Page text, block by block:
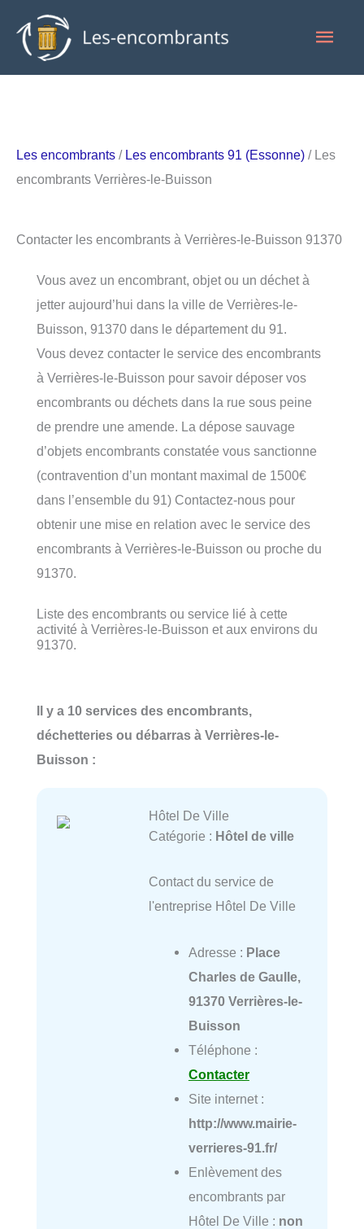
contenu
Les encombrants / Les encombrants 91 (Essonne) / Les
encombrants Verrières-le-Buisson
Contacter les encombrants à Verrières-le-Buisson 91370
Vous avez un encombrant, objet ou un déchet à
jetter aujourd’hui dans la ville de Verrières-le-
Buisson, 91370 dans le département du 91.
Vous devez contacter le service des encombrants
à Verrières-le-Buisson pour savoir déposer vos
encombrants ou déchets dans la rue sous peine
de prendre une amende. La dépose sauvage
d’objets encombrants constatée vous sanctionne
(contravention d’un montant maximal de 1500€
dans l’ensemble du 91) Contactez-nous pour
obtenir une mise en relation avec le service des
encombrants à Verrières-le-Buisson ou proche du
91370.
Liste des encombrants ou service lié à cette
activité à Verrières-le-Buisson et aux environs du
91370.
Il y a 10 services des encombrants,
déchetteries ou débarras à Verrières-le-
Buisson :
Hôtel De Ville
Catégorie : Hôtel de ville
Contact du service de
l'entreprise Hôtel De Ville
Adresse : Place
Charles de Gaulle,
91370 Verrières-le-
Buisson
Téléphone :
Contacter
Site internet :
http://www.mairie-
verrieres-91.fr/
Enlèvement des
encombrants par
Hôtel De Ville : non